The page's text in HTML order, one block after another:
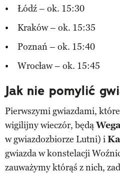
Łódź – ok. 15:30
Kraków – ok. 15:35
Poznań – ok. 15:40
Wrocław – ok. 15:45
Jak nie pomylić
Pierwszymi gwiazdami,
wigilijny wieczór, będą
w gwiazdozbiorze Lutni) i
gwiazda w konstelacji
zauważymy którąś z nich,